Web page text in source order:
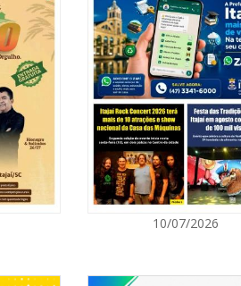
Municipal de Ensino inicia entrega de novos
2026 | 07:00
do Norte de SC expande e abre primeira
2026 | 07:00
10/07/2026